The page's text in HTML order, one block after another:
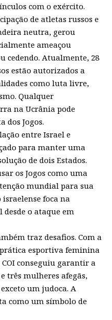
com o exército.
de atletas russos e
neutra, gerou
ameaçou
cedendo. Atualmente, 28
estão autorizados a
como luta livre,
Qualquer
na Ucrânia pode
dos Jogos.
entre Israel e
para manter uma
de dois Estados.
os Jogos como uma
mundial para sua
foca na
o ataque em
traz desafios. Com a
esportiva feminina
conseguiu garantir a
três mulheres afegãs,
um judoca. A
como um símbolo de